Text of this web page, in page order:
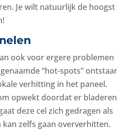
Je wilt natuurlijk de hoogst
ook voor ergere problemen
“hot-spots”
verhitting in het paneel.
opwekt doordat er
deze cel zich gedragen als
zelfs gaan oververhitten.